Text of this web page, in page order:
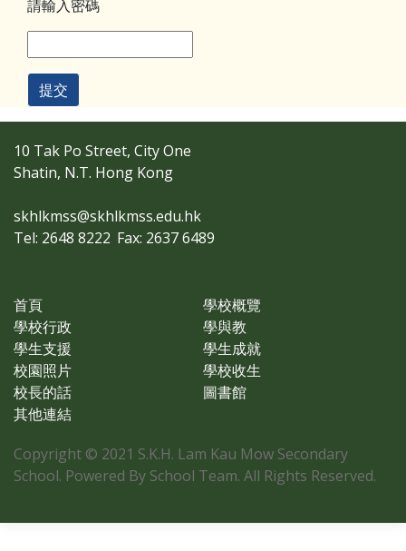
請輸入密碼
提交
10 Tak Po Street, City One
Shatin, N.T. Hong Kong
skhlkmss@skhlkmss.edu.hk
Tel: 2648 8222 Fax: 2637 6489
首頁
學校概覽
學校行政
學與教
學生支援
學生成就
校園照片
學校收生
校長的話
圖書館
其他連結
Copyright © 2021 S.K.H. Lam Kau Mow Secondary
School. Powered By School Team. All Rights Reserved.